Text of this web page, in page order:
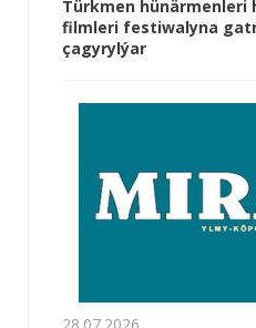
Türkmen hünärmenleri
filmleri festiwalyna
çagyrylýar